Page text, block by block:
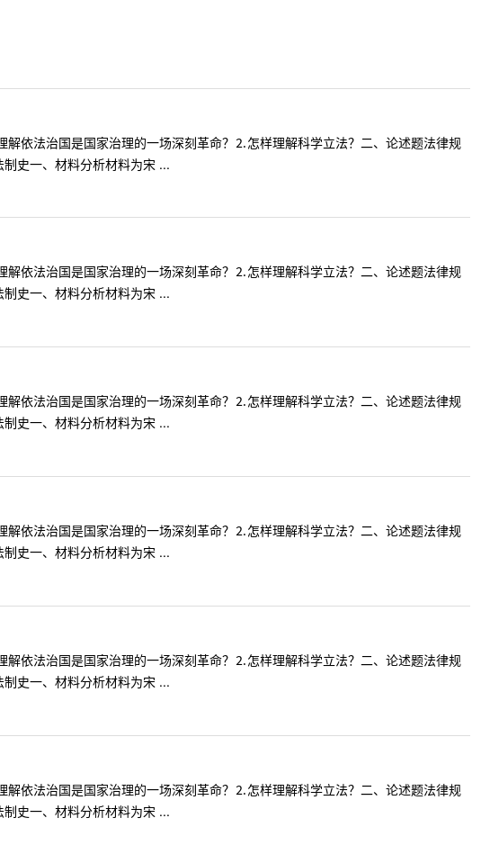
依法治国是国家治理的一场深刻革命？⒉怎样理解科学立法？二、论述题法律规
史一、材料分析材料为宋 ...
依法治国是国家治理的一场深刻革命？⒉怎样理解科学立法？二、论述题法律规
史一、材料分析材料为宋 ...
依法治国是国家治理的一场深刻革命？⒉怎样理解科学立法？二、论述题法律规
史一、材料分析材料为宋 ...
依法治国是国家治理的一场深刻革命？⒉怎样理解科学立法？二、论述题法律规
史一、材料分析材料为宋 ...
依法治国是国家治理的一场深刻革命？⒉怎样理解科学立法？二、论述题法律规
史一、材料分析材料为宋 ...
依法治国是国家治理的一场深刻革命？⒉怎样理解科学立法？二、论述题法律规
史一、材料分析材料为宋 ...